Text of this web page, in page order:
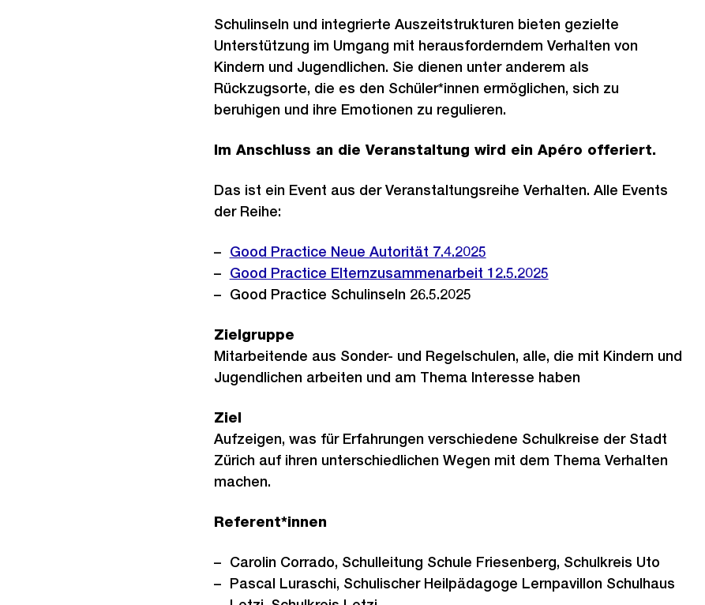
Schulinseln und integrierte Auszeitstrukturen bieten gezielte
Unterstützung im Umgang mit herausforderndem Verhalten von
Kindern und Jugendlichen. Sie dienen unter anderem als
Rückzugsorte, die es den Schüler*innen ermöglichen, sich zu
beruhigen und ihre Emotionen zu regulieren.
Im Anschluss an die Veranstaltung wird ein Apéro offeriert.
Das ist ein Event aus der Veranstaltungsreihe Verhalten. Alle Events
der Reihe:
Good Practice Neue Autorität 7.4.2025
Good Practice Elternzusammenarbeit 12.5.2025
Good Practice Schulinseln 26.5.2025
Zielgruppe
Mitarbeitende aus Sonder- und Regelschulen, alle, die mit Kindern und
Jugendlichen arbeiten und am Thema Interesse haben
Ziel
Aufzeigen, was für Erfahrungen verschiedene Schulkreise der Stadt
Zürich auf ihren unterschiedlichen Wegen mit dem Thema Verhalten
machen.
Referent*innen
Carolin Corrado, Schulleitung Schule Friesenberg, Schulkreis Uto
Pascal Luraschi, Schulischer Heilpädagoge Lernpavillon Schulhaus